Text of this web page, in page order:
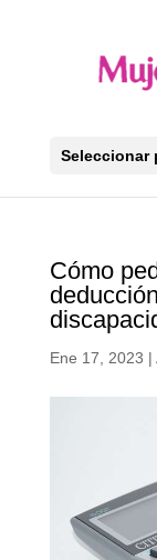
Seleccionar
Cómo
Ene 17, 2023 |